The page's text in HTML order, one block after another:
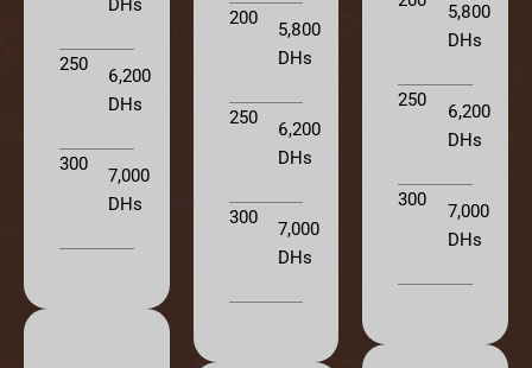
DHs
250
6,200
DHs
300
7,000
DHs
200
5,800
DHs
250
6,200
DHs
300
7,000
DHs
5,800
DHs
250
6,200
DHs
300
7,000
DHs